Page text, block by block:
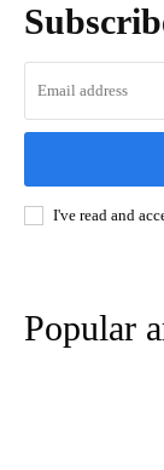
I've read and
Popular